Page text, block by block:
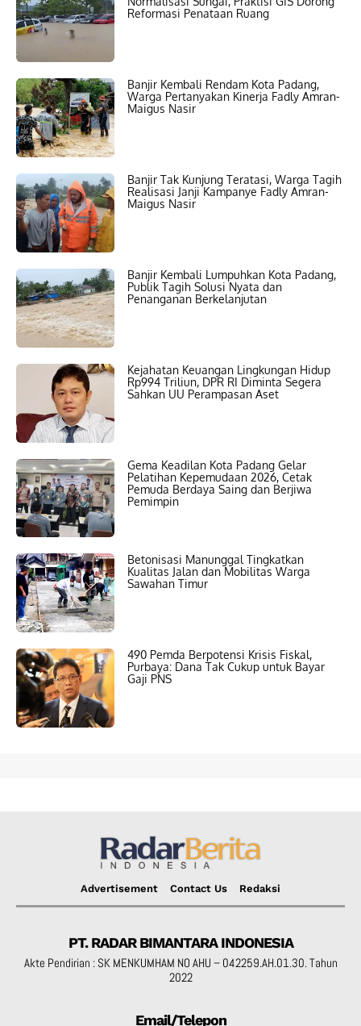
Reformasi Penataan Ruang
Banjir Kembali Rendam Kota Padang,
Warga Pertanyakan Kinerja Fadly Amran-
Maigus Nasir
Banjir Tak Kunjung Teratasi, Warga Tagih
Realisasi Janji Kampanye Fadly Amran-
Maigus Nasir
Banjir Kembali Lumpuhkan Kota Padang,
Publik Tagih Solusi Nyata dan
Penanganan Berkelanjutan
Kejahatan Keuangan Lingkungan Hidup
Rp994 Triliun, DPR RI Diminta Segera
Sahkan UU Perampasan Aset
Gema Keadilan Kota Padang Gelar
Pelatihan Kepemudaan 2026, Cetak
Pemuda Berdaya Saing dan Berjiwa
Pemimpin
Betonisasi Manunggal Tingkatkan
Kualitas Jalan dan Mobilitas Warga
Sawahan Timur
490 Pemda Berpotensi Krisis Fiskal,
Purbaya: Dana Tak Cukup untuk Bayar
Gaji PNS
Advertisement Contact Us Redaksi
PT. RADAR BIMANTARA INDONESIA
Akte Pendirian : SK MENKUMHAM NO AHU – 042259.AH.01.30. Tahun
2022
Email/Telepon